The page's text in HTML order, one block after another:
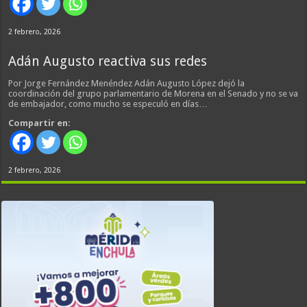
2 febrero, 2026
Adán Augusto reactiva sus redes
Por Jorge Fernández Menéndez Adán Augusto López dejó la
coordinación del grupo parlamentario de Morena en el Senado y no se va
de embajador, como mucho se especuló en días…
Compartir en:
2 febrero, 2026